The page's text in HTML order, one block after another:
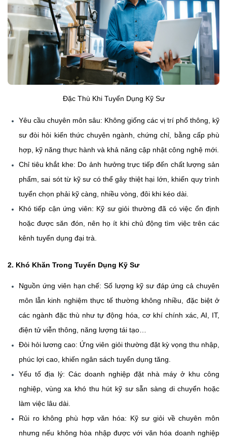
Đặc Thù Khi Tuyển Dụng Kỹ Sư
Yêu cầu chuyên môn sâu: Không giống các vị trí phổ thông, kỹ
sư đòi hỏi kiến thức chuyên ngành, chứng chỉ, bằng cấp phù
hợp, kỹ năng thực hành và khả năng cập nhật công nghệ mới.
Chỉ tiêu khắt khe: Do ảnh hưởng trực tiếp đến chất lượng sản
phẩm, sai sót từ kỹ sư có thể gây thiệt hại lớn, khiến quy trình
tuyển chọn phải kỹ càng, nhiều vòng, đôi khi kéo dài.
Khó tiếp cận ứng viên: Kỹ sư giỏi thường đã có việc ổn định
hoặc được săn đón, nên họ ít khi chủ động tìm việc trên các
kênh tuyển dụng đại trà.
2. Khó Khăn Trong Tuyển Dụng Kỹ Sư
Nguồn ứng viên hạn chế: Số lượng kỹ sư đáp ứng cả chuyên
môn lẫn kinh nghiệm thực tế thường không nhiều, đặc biệt ở
các ngành đặc thù như tự động hóa, cơ khí chính xác, AI, IT,
điện tử viễn thông, năng lượng tái tạo…
Đòi hỏi lương cao: Ứng viên giỏi thường đặt kỳ vọng thu nhập,
phúc lợi cao, khiến ngân sách tuyển dụng tăng.
Yếu tố địa lý: Các doanh nghiệp đặt nhà máy ở khu công
nghiệp, vùng xa khó thu hút kỹ sư sẵn sàng di chuyển hoặc
làm việc lâu dài.
Rủi ro không phù hợp văn hóa: Kỹ sư giỏi về chuyên môn
nhưng nếu không hòa nhập được với văn hóa doanh nghiệp